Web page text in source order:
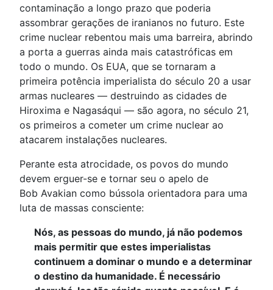
contaminação a longo prazo que poderia
assombrar gerações de iranianos no futuro. Este
crime nuclear rebentou mais uma barreira, abrindo
a porta a guerras ainda mais catastróficas em
todo o mundo. Os EUA, que se tornaram a
primeira potência imperialista do século 20 a usar
armas nucleares — destruindo as cidades de
Hiroxima e Nagasáqui — são agora, no século 21,
os primeiros a cometer um crime nuclear ao
atacarem instalações nucleares.
Perante esta atrocidade, os povos do mundo
devem erguer-se e tornar seu o apelo de
Bob Avakian como bússola orientadora para uma
luta de massas consciente:
Nós, as pessoas do mundo, já não podemos
mais permitir que estes imperialistas
continuem a dominar o mundo e a determinar
o destino da humanidade. É necessário